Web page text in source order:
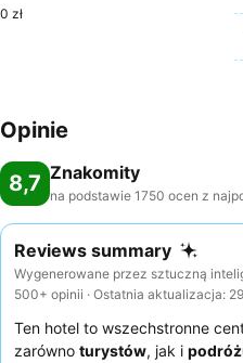
0 zł
Opinie
8,7 Znakomity
na podstawie 1750 ocen z
Reviews summary
Wygenerowane przez sztuczną
500+ opinii · Ostatnia aktualizacja:
Ten hotel to wszechstronne
zarówno turystów, jak i